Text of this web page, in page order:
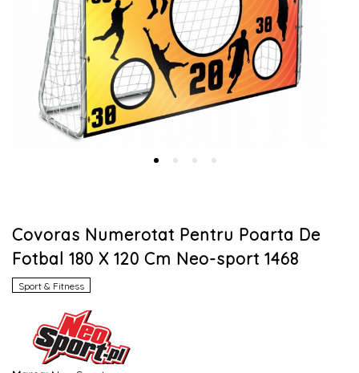
Covoras Numerotat Pentru Poarta De
Fotbal 180 X 120 Cm Neo-sport 1468
Sport & Fitness